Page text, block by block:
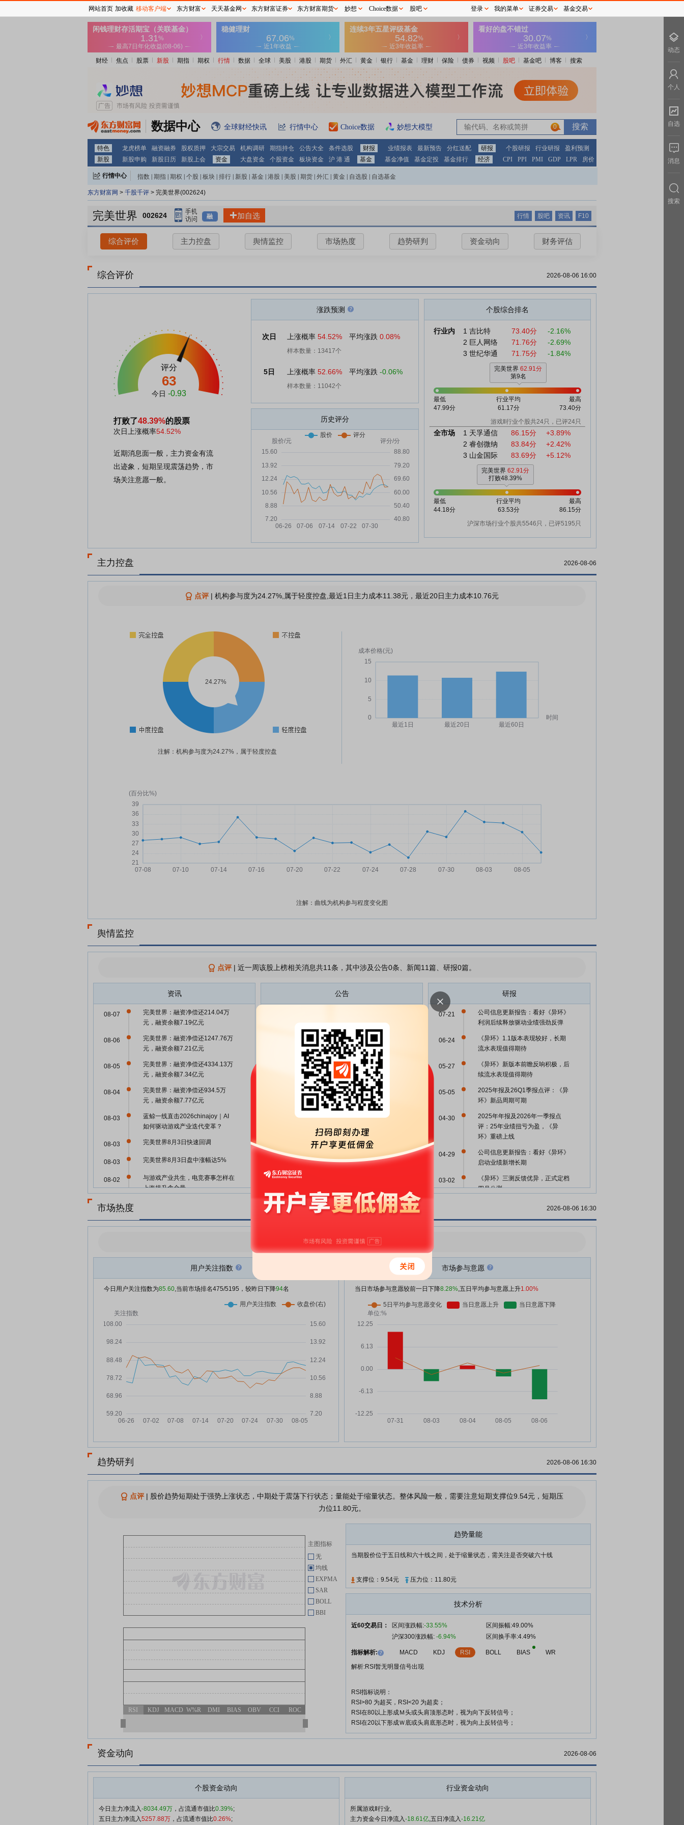
财经 焦点 股票 新股 期指 期权 行情 数据 全球 美股 港股 期货 外汇 黄金 银行 基金 理财 保险 债券 视频 股吧 基金吧 博客 搜索
数据中心 全球财经快讯 行情中心 Choice数据 妙想大模型 0
特色 龙虎榜单 融资融券 股权质押 大宗交易 机构调研 期指持仓 公告大全 条件选股 财报 业绩报表 最新预告 分红送配 研报 个股研报 行业研报
盈利预测
新股
新股申购 新股日历 新股上会 资金 大盘资金 个股资金 板块资金 沪 港 通 基金 基金净值 基金定投 基金排行 经济 CPI PPI PMI GDP LPR 房价
行情中心 指数 期指 期权 个股 板块 排行 新股 基金 港股 美股 期货 外汇 黄金 自选股 自选基金
东方财富网 > 千股千评 > 完美世界(002624)
完美世界 002624 融 加自选 行情 股吧 资讯 F10
综合评价 主力控盘 舆情监控 市场热度 趋势研判 资金动向 财务评估
综合评价 2026-08-06 16:00
评分
63
今日 -0.93
打败了48.39%的股票
次日上涨概率54.52%
近期消息面一般，主力资金有流
出迹象，短期呈现震荡趋势，市
场关注意愿一般。
涨跌预测
次日 上涨概率 54.52% 平均涨跌 0.08%
样本数量：13417个
5日 上涨概率 52.66% 平均涨跌 -0.06%
样本数量：11042个
历史评分
个股综合排名
行业内 1 吉比特 73.40分
-2.16%
2 巨人网络 71.76分
-2.69%
3 世纪华通 71.75分 -1.84%
完美世界 62.91分
第9名
最低
47.99分
行业平均
61.17分
最高
73.40分
游戏Ⅱ行业个股共24只，已评24只
全市场 1 天孚通信 86.15分
+3.89%
2 睿创微纳 83.84分
+2.42%
3 山金国际 83.69分 +5.12%
完美世界 62.91分
打败48.39%
最低
44.18分
行业平均
63.53分
最高
86.15分
沪深市场行业个股共5546只，已评5195只
主力控盘 2026-08-06
点评| 机构参与度为24.27%,属于轻度控盘,最近1日主力成本11.38元，最近20日主力成本10.76元
24.27%
注解：机构参与度为24.27%，属于轻度控盘
注解：曲线为机构参与程度变化图
舆情监控
点评| 近一周该股上榜相关消息共11条，其中涉及公告0条、新闻11篇、研报0篇。
资讯
完美世界：融资净偿还214.04万
元，融资余额7.19亿元
08-07
完美世界：融资净偿还1247.76万
元，融资余额7.21亿元
08-06
完美世界：融资净偿还4334.13万
元，融资余额7.34亿元
08-05
完美世界：融资净偿还934.5万
元，融资余额7.77亿元
08-04
蓝鲸一线直击2026chinajoy｜AI
如何驱动游戏产业迭代变革？
08-03
完美世界8月3日快速回调
08-03
完美世界8月3日盘中涨幅达5%
08-03
与游戏产业共生，电竞赛事怎样在
上海提升含金量
08-02
08-01
AI造游戏、“非遗”进副本，
ChinaJoy上海火热启幕
08-01
游戏雏形 脑电波测你有多“上头”
俱乐部、赛事数量上海均榜首！在
07-31
07-31
完美世界7月31日盘中涨幅达5%
07-31
完美世界：融资净买入714.48万
07-31
1884.5亿元 产业规模增幅明显
07-30
AI时代游戏产业拼什么？多家企业
公告
完美世界:关于2023年员工持股计
划可解锁股份非交易过户完成的公
告
完美世界:关于2025年员工持股计
划首次授予部分第一个锁定期可解
锁股份非交易过户完成的公告
完美世界:关于2023年员工持股计
划锁定期届满的提示性公告
完美世界:关于2025年员工持股计
的提示性公告
完美世界:002624完美世界投资者
完美世界:2025年年度权益分派实
施公告
05-28
完美世界:2025年度股东会法律意
见书
完美世界:002624完美世界投资者
关系管理信息20260512
网上说明会的公告
完美世界:002624完美世界投资者
完美世界:002624完美世界投资者
关系管理信息20260429
完美世界:关于“质量回报双提升”行
04-28
完美世界:关于使用闲置自有资金
完美世界:关于购买董事、高级管
完美世界:关于董事薪酬情况的公
履职情况评估报告
研报
公司信息更新报告：看好《异环》
利润后续释放驱动业绩强劲反弹
07-21
《异环》1.1版本表现较好，长期
流水表现值得期待
06-24
《异环》新版本前瞻反响积极，后
续流水表现值得期待
05-27
2025年报及26Q1季报点评：《异
环》新品周期可期
05-05
2025年年报及2026年一季报点
评：25年业绩扭亏为盈，《异
环》重磅上线
04-30
公司信息更新报告：看好《异环》
启动业绩新增长期
04-29
《异环》三测反馈优异，正式定档
四月公测
03-02
公司信息更新报告：《异环》三测
增长
上半年关注《异环》上线情况，下
半年关注电竞赛事运营
01-06
公司动态研究报告：AI如何赋能内
容 看2026年产品进展
市场热度 2026-08-06 16:30
今日用户关注度有所下降，参与意愿有所减弱
市场参与意愿
当日市场参与意愿较前一日下降8.28%,五日平均参与意愿上升1.00%
用户关注指数
今日用户关注指数为85.60,当前市场排名475/5195，较昨日下降94名
趋势研判 2026-08-06 16:30
点评| 股价趋势短期处于强势上涨状态，中期处于震荡下行状态；量能处于缩量状态。整体风险一般，需要注意短期支撑位9.54元，短期压
力位11.80元。
趋势量能
当期股价位于五日线和六十线之间，处于缩量状态，需关注是否突破六十线
支撑位：9.54元 压力位：11.80元
技术分析
近60交易日： 区间涨跌幅:-33.55%
区间振幅:49.00%
沪深300涨跌幅: -6.94% 区间换手率:4.49%
指标解析: MACD KDJ RSI BOLL BIAS
WR
解析:RSI暂无明显信号出现
RSI指标说明：
RSI>80 为超买，RSI<20 为超卖；
RSI在80以上形成Ｍ头或头肩顶形态时，视为向下反转信号；
RSI在20以下形成Ｗ底或头肩底形态时，视为向上反转信号；
主图指标
无
均线
EXPMA
SAR
BOLL
BBI
RSI KDJ MACD W%R DMI BIAS OBV CCI ROC
资金动向 2026-08-06
个股资金动向
今日主力净流入-8034.49万 ，占流通市值比0.39%;
五日主力净流入5257.88万 ，占流通市值比0.26%;
行业资金动向
所属游戏Ⅱ行业,
主力资金今日净流入-18.61亿,五日净流入-16.21亿
网站首页 加收藏 移动客户端 东方财富 天天基金网 东方财富证券 东方财富期货 妙想 Choice数据 股吧 登录 我的菜单 证券交易 基金交易
动态
个人
自选
消息
搜索